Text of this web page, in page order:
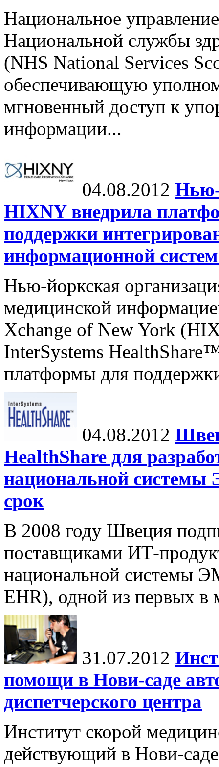
Национальное
Национальной службы
(NHS National Services
обеспечивающую
мгновенный доступ к
информации...
04.08.2012 Нью-
HIXNY внедрила
поддержки
информационной
Нью-йоркская
медицинской
Xchange of New York
InterSystems
платформы для
04.08.2012
HealthShare для
национальной системы
срок
В 2008 году Швеция
поставщиками ИТ-
национальной системы
EHR), одной из первых в
31.07.2012
помощи в Нови-саде
диспетчерского центра
Институт скорой
действующий в Нови-